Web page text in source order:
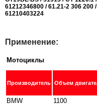
61212346800 / 61.21-2 306 200
61210403224
Применение:
Мотоциклы
Производитель Объем
BMW 1100